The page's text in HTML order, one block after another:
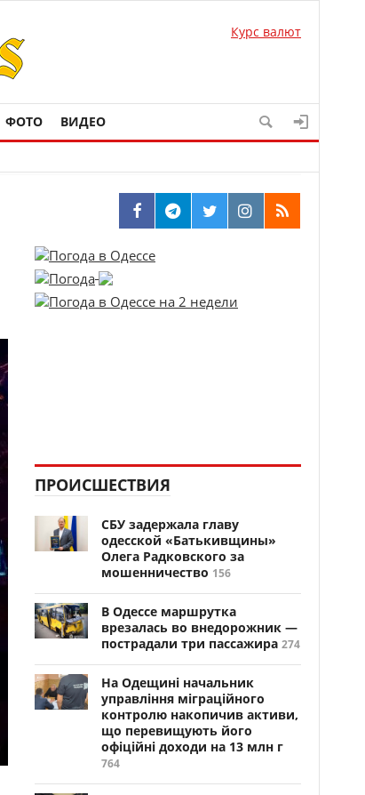
Курс валют
ФОТО ВИДЕО
ПРОИСШЕСТВИЯ
СБУ задержала главу
одесской «Батькивщины»
Олега Радковского за
мошенничество 156
В Одессе маршрутка
врезалась во внедорожник —
пострадали три пассажира 274
На Одещині начальник
управління міграційного
контролю накопичив активи,
що перевищують його
офіційні доходи на 13 млн г
764